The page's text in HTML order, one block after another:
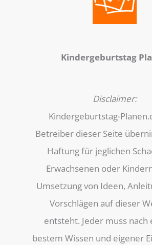
Kindergeburtstag
Disclaimer:
Kindergeburtstag-
Betreiber dieser Seite
Haftung für jeglichen
Erwachsenen oder
Umsetzung von Ideen,
Vorschlägen auf dieser
entsteht. Jeder muss nach
bestem Wissen und eigener